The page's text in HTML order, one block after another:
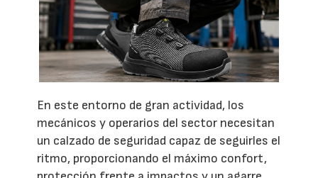
En este entorno de gran actividad, los
mecánicos y operarios del sector necesitan
un calzado de seguridad capaz de seguirles el
ritmo, proporcionando el máximo confort,